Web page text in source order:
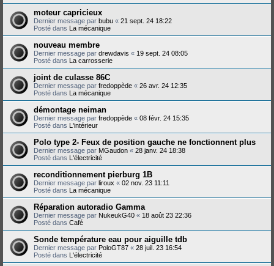
moteur capricieux
Dernier message par bubu « 21 sept. 24 18:22
Posté dans La mécanique
nouveau membre
Dernier message par drewdavis « 19 sept. 24 08:05
Posté dans La carrosserie
joint de culasse 86C
Dernier message par fredoppède « 26 avr. 24 12:35
Posté dans La mécanique
démontage neiman
Dernier message par fredoppède « 08 févr. 24 15:35
Posté dans L'intérieur
Polo type 2- Feux de position gauche ne fonctionnent plus
Dernier message par MGaudon « 28 janv. 24 18:38
Posté dans L'électricité
reconditionnement pierburg 1B
Dernier message par liroux « 02 nov. 23 11:11
Posté dans La mécanique
Réparation autoradio Gamma
Dernier message par NukeukG40 « 18 août 23 22:36
Posté dans Café
Sonde température eau pour aiguille tdb
Dernier message par PoloGT87 « 28 juil. 23 16:54
Posté dans L'électricité